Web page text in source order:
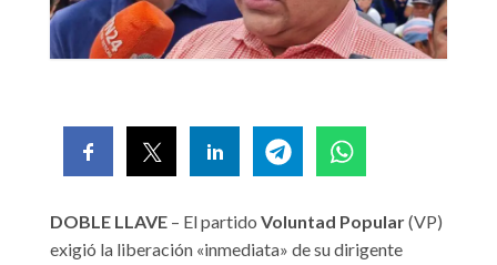
DOBLE LLAVE – El partido Voluntad Popular(VP)
exigió la liberación «inmediata» de su dirigente